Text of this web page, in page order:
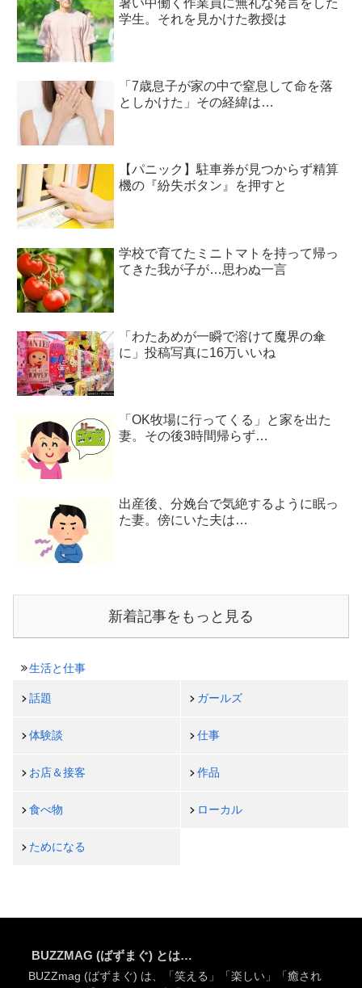
学生。それを見かけた教授は
「7歳息子が家の中で窒息して命を落
としかけた」その経緯は…
【パニック】駐車券が見つからず精算
機の『紛失ボタン』を押すと
学校で育てたミニトマトを持って帰っ
てきた我が子が…思わぬ一言
「わたあめが一瞬で溶けて魔界の傘
に」投稿写真に16万いいね
「OK牧場に行ってくる」と家を出た
妻。その後3時間帰らず…
出産後、分娩台で気絶するように眠っ
た妻。傍にいた夫は…
新着記事をもっと見る
生活と仕事
話題 ガールズ
体験談 仕事
お店＆接客 作品
食べ物 ローカル
ためになる
BUZZMAG (ばずまぐ) とは…
BUZZmag (ばずまぐ) は、「笑える」「楽しい」「癒され